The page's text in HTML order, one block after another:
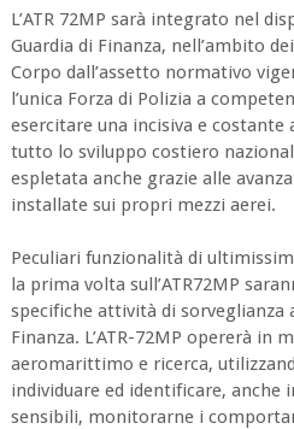
L’ATR 72MP sarà integrato nel
Guardia di Finanza, nell’ambito
Corpo dall’assetto normativo
l’unica Forza di Polizia a
esercitare una incisiva e
tutto lo sviluppo costiero
espletata anche grazie alle
installate sui propri mezzi aerei.
Peculiari funzionalità di
la prima volta sull’ATR72MP
specifiche attività di sorveglianza
Finanza. L’ATR-72MP opererà in
aeromarittimo e ricerca,
individuare ed identificare,
sensibili, monitorarne i